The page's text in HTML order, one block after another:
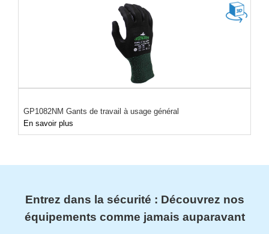
GP1082NM Gants de travail à usage général
En savoir plus
Entrez dans la sécurité : Découvrez nos
équipements comme jamais auparavant